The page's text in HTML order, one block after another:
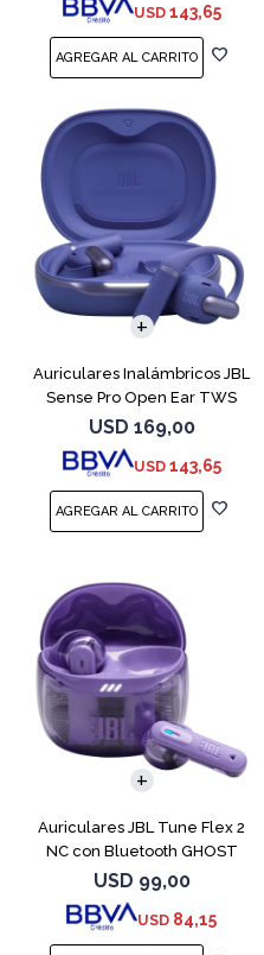
USD 143,65
Auriculares Inalámbricos JBL
Sense Pro Open Ear TWS
Azul
USD 169,00
USD 143,65
Auriculares JBL Tune Flex 2
NC con Bluetooth GHOST
EDITION
USD 99,00
USD 84,15